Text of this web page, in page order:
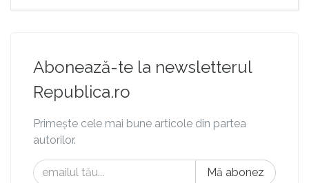
Abonează-te la newsletterul
Republica.ro
Primește cele mai bune articole din partea
autorilor.
Mă abonez